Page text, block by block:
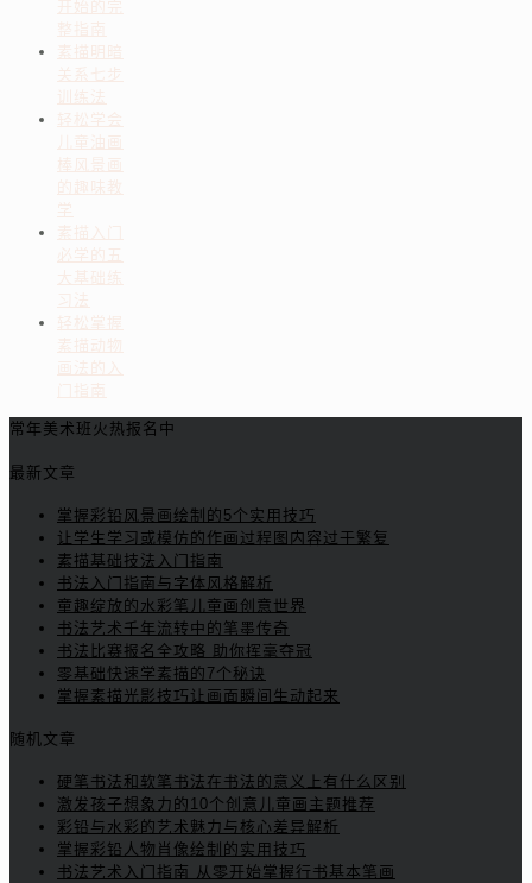
开始的完
整指南
素描明暗
关系七步
训练法
轻松学会
儿童油画
棒风景画
的趣味教
学
素描入门
必学的五
大基础练
习法
轻松掌握
素描动物
画法的入
门指南
常年美术班火热报名中
最新文章
掌握彩铅风景画绘制的5个实用技巧
让学生学习或模仿的作画过程图内容过于繁复
素描基础技法入门指南
书法入门指南与字体风格解析
童趣绽放的水彩笔儿童画创意世界
书法艺术千年流转中的笔墨传奇
书法比赛报名全攻略 助你挥毫夺冠
零基础快速学素描的7个秘诀
掌握素描光影技巧让画面瞬间生动起来
随机文章
硬笔书法和软笔书法在书法的意义上有什么区别
激发孩子想象力的10个创意儿童画主题推荐
彩铅与水彩的艺术魅力与核心差异解析
掌握彩铅人物肖像绘制的实用技巧
书法艺术入门指南 从零开始掌握行书基本笔画